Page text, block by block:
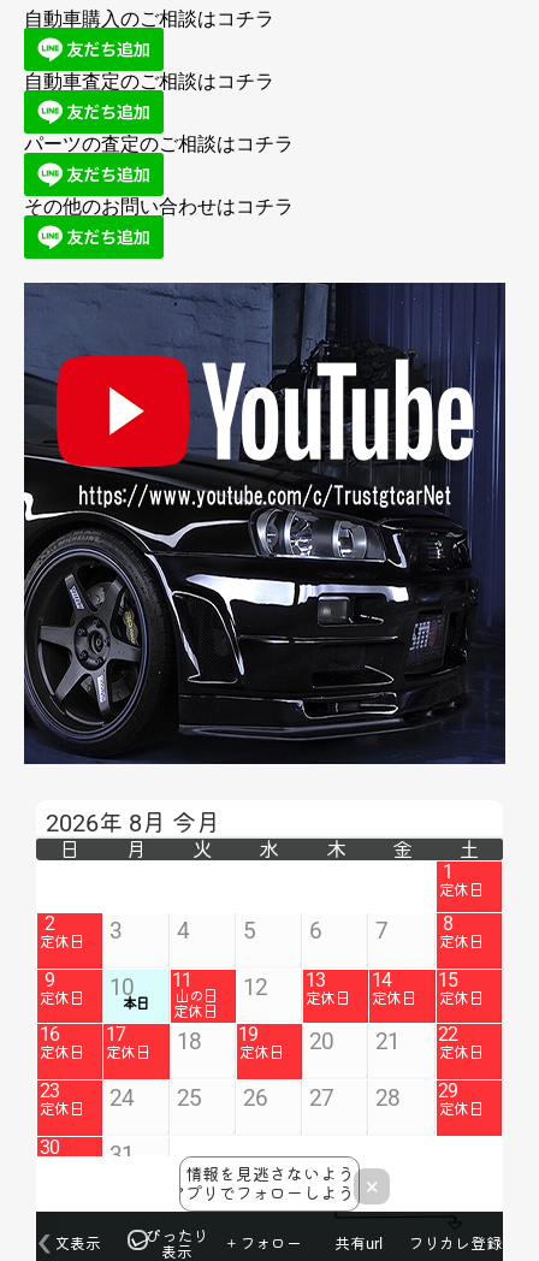
自動車購入のご相談はコチラ
自動車査定のご相談はコチラ
パーツの査定のご相談はコチラ
その他のお問い合わせはコチラ